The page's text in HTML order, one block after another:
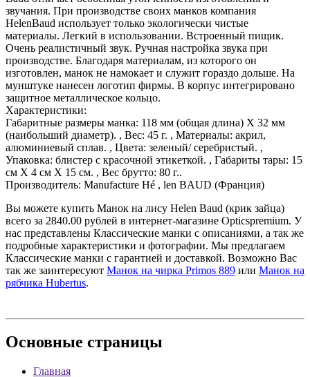
звучания. При производстве своих манков компания
HelenBaud использует только экологически чистые
материалы. Легкий в использовании. Встроенный пищик.
Очень реалистичный звук. Ручная настройка звука при
производстве. Благодаря материалам, из которого он
изготовлен, манок не намокает и служит гораздо дольше. На
мунштуке нанесен логотип фирмы. В корпус интегрировано
защитное металлическое кольцо.
Характеристики:
Габаритные размеры манка: 118 мм (общая длина) Х 32 мм
(наибольший диаметр). , Вес: 45 г. , Материалы: акрил,
алюминиевый сплав. , Цвета: зеленый/ серебристый. ,
Упаковка: блистер с красочной этикеткой. , Габариты тары: 15
см Х 4 см Х 15 см. , Вес брутто: 80 г..
Производитель: Manufacture Hé , len BAUD (Франция)
Вы можете купить Манок на лису Helen Baud (крик зайца)
всего за 2840.00 рублей в интернет-магазине Opticspremium. У
нас представлены Классические манки с описаниями, а так же
подробные характеристики и фотографии. Мы предлагаем
Классические манки с гарантией и доставкой. Возможно Вас
так же заинтересуют Манок на чирка Primos 889 или Манок на
рябчика Hubertus.
Основные страницы
Главная